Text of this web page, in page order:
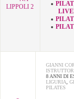
GIANNI
8 ANNI DI
LIGURIA
PILATES